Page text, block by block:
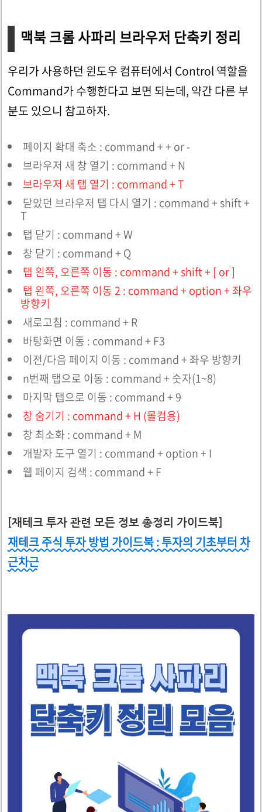
맥북 크롬 사파리 브라우저 단축키 정리
우리가 사용하던 윈도우 컴퓨터에서 Control 역할을
Command가 수행한다고 보면 되는데, 약간 다른 부
분도 있으니 참고하자.
페이지 확대 축소 : command + + or -
브라우저 새 창 열기 : command + N
브라우저 새 탭 열기 : command + T
닫았던 브라우저 탭 다시 열기 : command + shift +
T
탭 닫기 : command + W
창 닫기 : command + Q
탭 왼쪽, 오른쪽 이동 : command + shift + [ or ]
탭 왼쪽, 오른쪽 이동 2 : command + option + 좌우
방향키
새로고침 : command + R
바탕화면 이동 : command + F3
이전/다음 페이지 이동 : command + 좌우 방향키
n번째 탭으로 이동 : command + 숫자(1~8)
마지막 탭으로 이동 : command + 9
창 숨기기 : command + H (몰컴용)
창 최소화 : command + M
개발자 도구 열기 : command + option + I
웹 페이지 검색 : command + F
[재테크 투자 관련 모든 정보 총정리 가이드북]
재테크 주식 투자 방법 가이드북 : 투자의 기초부터 차
근차근